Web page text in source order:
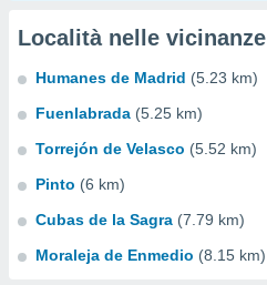
Località nelle vicinanze
Humanes de Madrid (5.23 km)
Fuenlabrada (5.25 km)
Torrejón de Velasco (5.52 km)
Pinto (6 km)
Cubas de la Sagra (7.79 km)
Moraleja de Enmedio (8.15 km)